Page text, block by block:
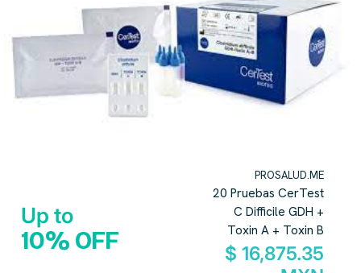
Up to
10% OFF
PROSALUD.ME
20 Pruebas CerTest
C Difficile GDH +
Toxin A + Toxin B
$ 16,875.35